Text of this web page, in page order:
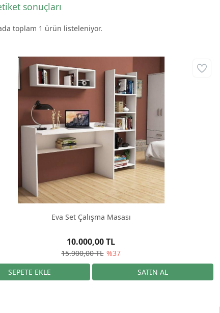
sonuçları
toplam 1 ürün listeleniyor.
Eva Set Çalışma Masası
15.900,00 TL %37
10.000,00 TL